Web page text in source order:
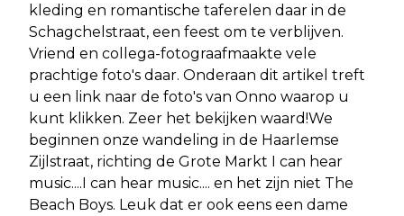
kleding en romantische taferelen daar in de
Schagchelstraat, een feest om te verblijven.
Vriend en collega-fotograafmaakte vele
prachtige foto's daar. Onderaan dit artikel treft
u een link naar de foto's van Onno waarop u
kunt klikken. Zeer het bekijken waard!We
beginnen onze wandeling in de Haarlemse
Zijlstraat, richting de Grote Markt I can hear
music....I can hear music.... en het zijn niet The
Beach Boys. Leuk dat er ook eens een dame